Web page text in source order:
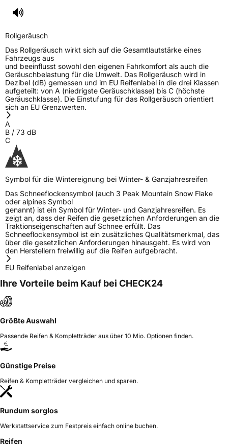
Rollgeräusch
Das Rollgeräusch wirkt sich auf die Gesamtlautstärke eines
Fahrzeugs aus
und beeinflusst sowohl den eigenen Fahrkomfort als auch die
Geräuschbelastung für die Umwelt. Das Rollgeräusch wird in
Dezibel (dB) gemessen und im EU Reifenlabel in die drei Klassen
aufgeteilt: von A (niedrigste Geräuschklasse) bis C (höchste
Geräuschklasse). Die Einstufung für das Rollgeräusch orientiert
sich an EU Grenzwerten.
A
B / 73 dB
C
Symbol für die Wintereignung bei Winter- & Ganzjahresreifen
Das Schneeflockensymbol (auch 3 Peak Mountain Snow Flake
oder alpines Symbol
genannt) ist ein Symbol für Winter- und Ganzjahresreifen. Es
zeigt an, dass der Reifen die gesetzlichen Anforderungen an die
Traktionseigenschaften auf Schnee erfüllt. Das
Schneeflockensymbol ist ein zusätzliches Qualitätsmerkmal, das
über die gesetzlichen Anforderungen hinausgeht. Es wird von
den Herstellern freiwillig auf die Reifen aufgebracht.
EU Reifenlabel anzeigen
Ihre Vorteile beim Kauf bei CHECK24
Größte Auswahl
Passende Reifen & Kompletträder aus über 10 Mio. Optionen finden.
Günstige Preise
Reifen & Kompletträder vergleichen und sparen.
Rundum sorglos
Werkstattservice zum Festpreis einfach online buchen.
Reifen